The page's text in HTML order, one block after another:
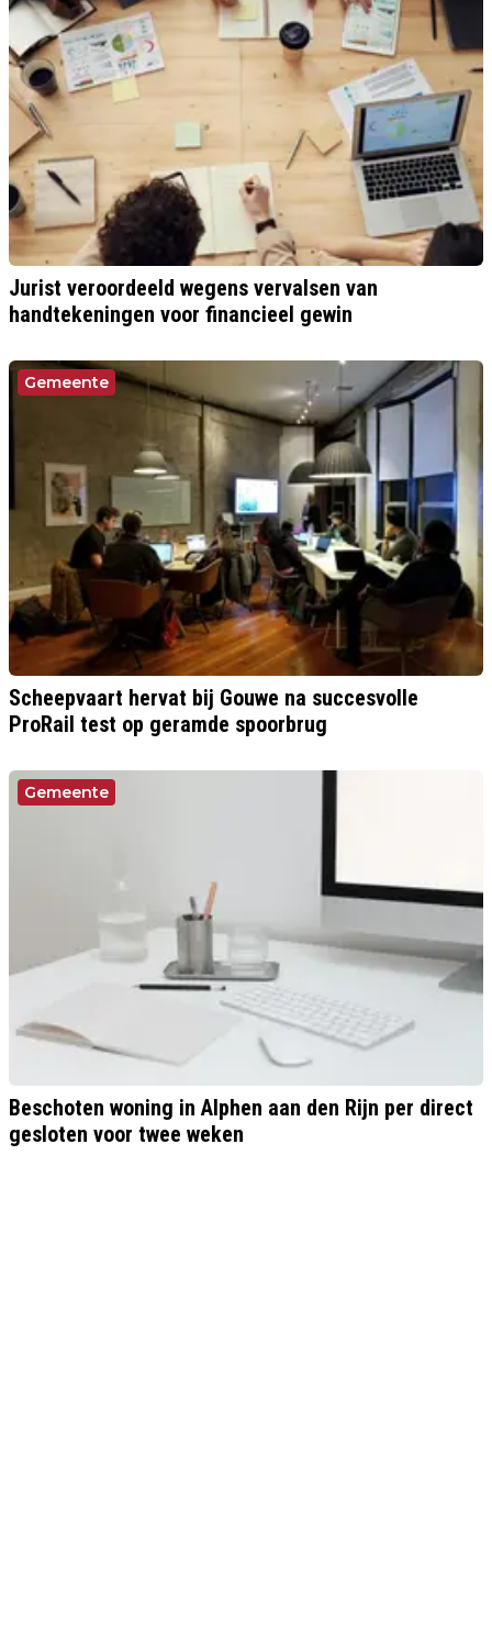
Jurist veroordeeld wegens vervalsen van
handtekeningen voor financieel gewin
Gemeente
Scheepvaart hervat bij Gouwe na succesvolle
ProRail test op geramde spoorbrug
Gemeente
Beschoten woning in Alphen aan den Rijn per direct
gesloten voor twee weken